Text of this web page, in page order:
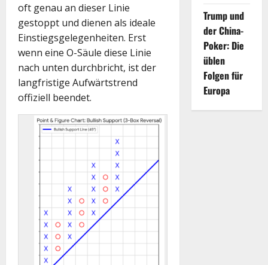
oft genau an dieser Linie
gestoppt und dienen als ideale
Einstiegsgelegenheiten. Erst
wenn eine O-Säule diese Linie
nach unten durchbricht, ist der
langfristige Aufwärtstrend
offiziell beendet.
Trump und
der China-
Poker: Die
üblen
Folgen für
Europa